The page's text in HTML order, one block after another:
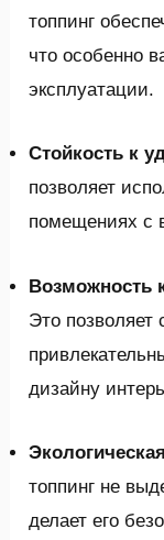
топпинг
что особенно
эксплуатации.
Стойкость к
позволяет
помещениях с
Возможность
Это позволяет
дизайну
топпинг не
делает его